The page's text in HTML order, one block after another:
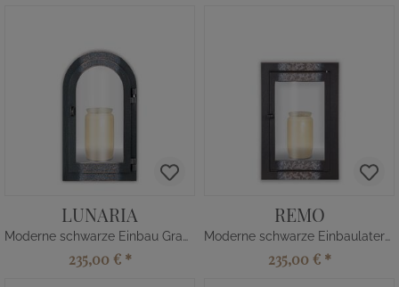
LUNARIA
Moderne schwarze Einbau Grablaterne
235,00 € *
REMO
Moderne schwarze Einbaulaterne
235,00 € *